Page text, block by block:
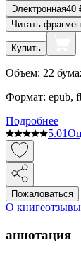
Электронная40
Читать
Купить
Объем: 22
Формат: epub,
Подробнее
5.01
Пожаловаться
О книгеотзывы
аннотация